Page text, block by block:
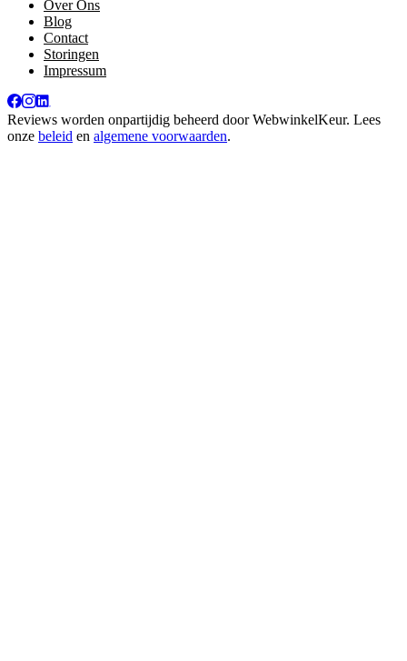
Over Ons
Blog
Contact
Storingen
Impressum
Reviews worden onpartijdig beheerd doorWebwinkelKeur. Lees
onze beleid en algemene voorwaarden.